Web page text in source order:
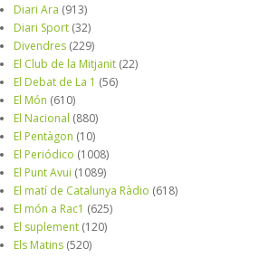
Diari Ara (913)
Diari Sport (32)
Divendres (229)
El Club de la Mitjanit (22)
El Debat de La 1 (56)
El Món (610)
El Nacional (880)
El Pentàgon (10)
El Periódico (1008)
El Punt Avui (1089)
El matí de Catalunya Ràdio (618)
El món a Rac1 (625)
El suplement (120)
Els Matins (520)